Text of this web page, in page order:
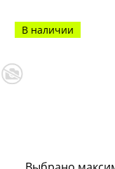
В наличии